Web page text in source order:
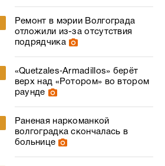
Ремонт в мэрии Волгограда
отложили из-за отсутствия
подрядчика
«Quetzales‑Armadillos» берёт
верх над «Ротором» во втором
раунде
Раненая наркоманкой
волгоградка скончалась в
больнице